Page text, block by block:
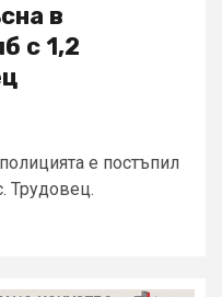
в
с 1,2
е постъпил
Трудовец.